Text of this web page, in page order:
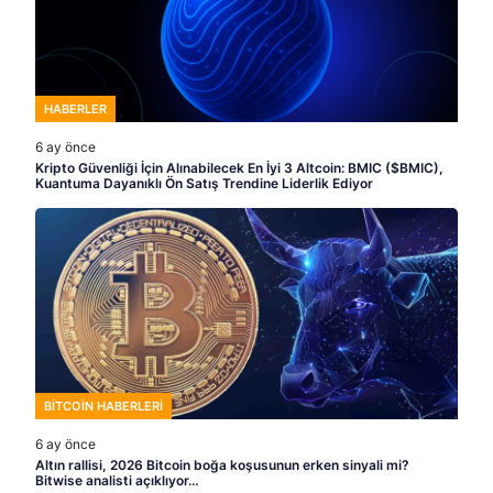
HABERLER
6 ay önce
Kripto Güvenliği İçin Alınabilecek En İyi 3 Altcoin: BMIC ($BMIC),
Kuantuma Dayanıklı Ön Satış Trendine Liderlik Ediyor
BITCOIN HABERLERI
6 ay önce
Altın rallisi, 2026 Bitcoin boğa koşusunun erken sinyali mi?
Bitwise analisti açıklıyor…